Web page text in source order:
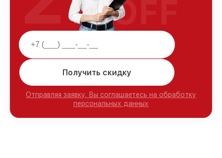
Получить скидку
Отправляя заявку, Вы соглашаетесь на обработку
персональных данных
OFF